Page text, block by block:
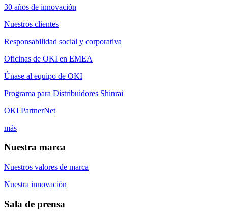
30 años de innovación
Nuestros clientes
Responsabilidad social y corporativa
Oficinas de OKI en EMEA
Únase al equipo de OKI
Programa para Distribuidores Shinrai
OKI PartnerNet
más
Nuestra marca
Nuestros valores de marca
Nuestra innovación
Sala de prensa